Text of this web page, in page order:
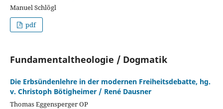
Manuel Schlögl
pdf
Fundamentaltheologie / Dogmatik
Die Erbsündenlehre in der modernen Freiheitsdebatte, hg.
v. Christoph Bötigheimer / René Dausner
Thomas Eggensperger OP